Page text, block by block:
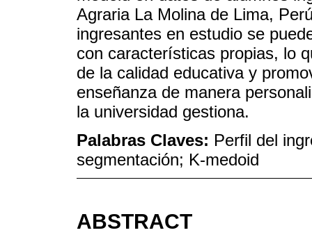
Agraria La Molina de Lima,
ingresantes en estudio se
con características propias, lo
de la calidad educativa y
enseñanza de manera
la universidad gestiona.
Palabras Claves: Perfil del
segmentación; K-medoid
ABSTRACT